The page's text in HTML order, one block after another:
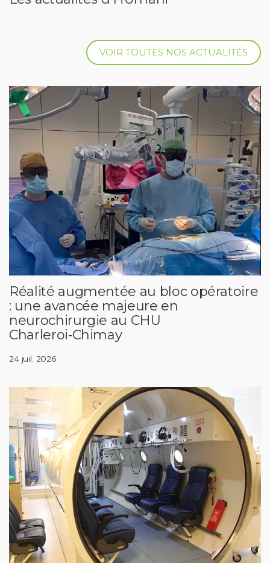
VOIR TOUTES NOS ACTUALITÉS
Réalité augmentée au bloc opératoire
: une avancée majeure en
neurochirurgie au CHU
Charleroi‑Chimay
24 juil. 2026